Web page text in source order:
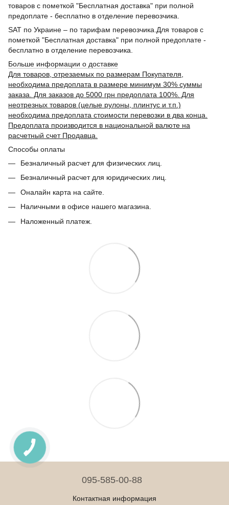
товаров с пометкой "Бесплатная доставка" при полной
предоплате - бесплатно в отделение перевозчика.
SAT по Украине – по тарифам перевозчика.Для товаров с
пометкой "Бесплатная доставка" при полной предоплате -
бесплатно в отделение перевозчика.
Больше информации о доставке
Для товаров, отрезаемых по размерам Покупателя,
необходима предоплата в размере минимум 30% суммы
заказа. Для заказов до 5000 грн предоплата 100%. Для
неотрезных товаров (целые рулоны, плинтус и т.п.)
необходима предоплата стоимости перевозки в два конца.
Предоплата производится в национальной валюте на
расчетный счет Продавца.
Способы оплаты
Безналичный расчет для физических лиц.
Безналичный расчет для юридических лиц.
Оналайн карта на сайте.
Наличными в офисе нашего магазина.
Наложенный платеж.
095-585-00-88
Контактная информация